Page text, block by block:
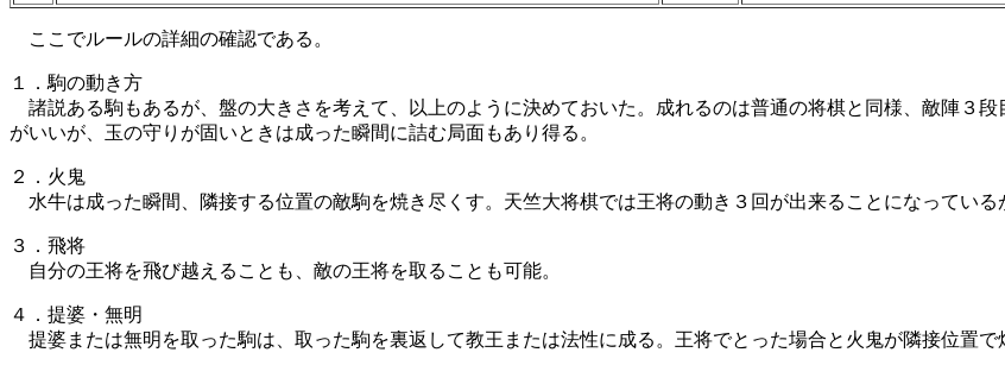
ここでルールの詳細の確認である。
１．駒の動き方
諸説ある駒もあるが、盤の大きさを考えて、以上のように決めておいた。成れるのは普通の将棋と同様、敵陣３
がいいが、玉の守りが固いときは成った瞬間に詰む局面もあり得る。
２．火鬼
水牛は成った瞬間、隣接する位置の敵駒を焼き尽くす。天竺大将棋では王将の動き３回が出来ることになってい
３．飛将
自分の王将を飛び越えることも、敵の王将を取ることも可能。
４．提婆・無明
提婆または無明を取った駒は、取った駒を裏返して教王または法性に成る。王将でとった場合と火鬼が隣接位置で